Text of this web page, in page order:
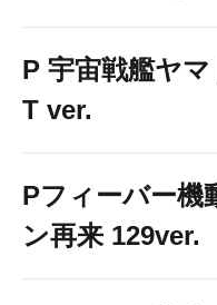
P 宇宙戦艦ヤ
T ver.
Pフィーバー機
ン再来 129ver.